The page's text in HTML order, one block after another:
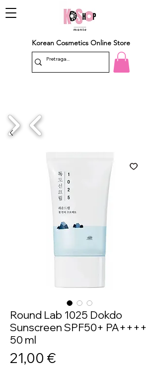
Korean Cosmetics Online Store
Round Lab 1025 Dokdo
Sunscreen SPF50+ PA++++
50 ml
21,00 €Price